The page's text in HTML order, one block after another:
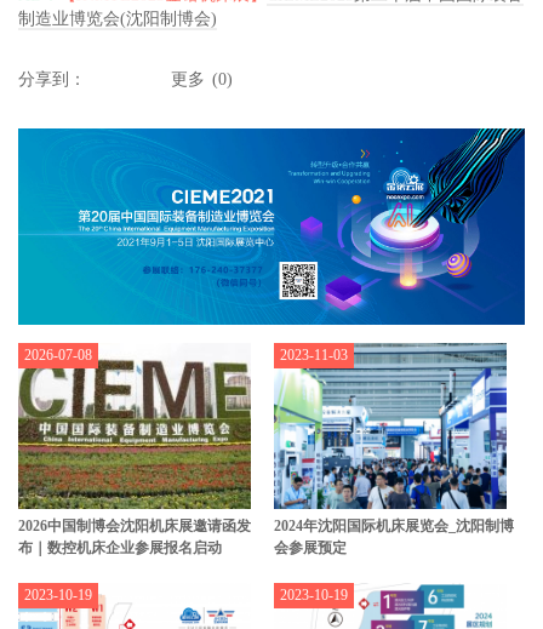
制造业博览会(沈阳制博会)
分享到： 更多 (0)
2026中国制博会沈阳机床展邀请函发
布｜数控机床企业参展报名启动
2026-07-08
2024年沈阳国际机床展览会_沈阳制博
会参展预定
2023-11-03
2023-10-19 2023-10-19